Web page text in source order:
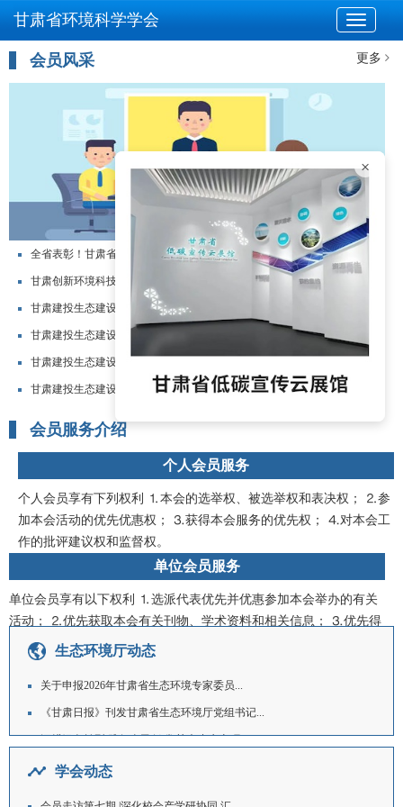
甘肃省环境科学学会
会员风采 更多
全省表彰！甘肃省环境监测中心站党委书记、...
甘肃创新环境科技有限责任公司 | 环评师...
甘肃建投生态建设集团有限公司 丨生态青年...
甘肃建投生态建设集团有限公司 丨你，了解...
甘肃建投生态建设集团有限公司 丨擦亮美丽...
甘肃建投生态建设集团有限公司 丨惊蛰与职...
会员服务介绍
个人会员服务
个人会员享有下列权利 ⒈本会的选举权、被选举权和表决权； ⒉参
加本会活动的优先优惠权； ⒊获得本会服务的优先权； ⒋对本会工
作的批评建议权和监督权。
单位会员服务
单位会员享有以下权利 ⒈选派代表优先并优惠参加本会举办的有关
活动； ⒉优先获取本会有关刊物、学术资料和相关信息； ⒊优先得
到本会提供的咨询服务； ⒋请本会协助进行技术培训。
生态环境厅动态
关于申报2026年甘肃省生态环境专家委员...
《甘肃日报》刊发甘肃省生态环境厅党组书记...
深耕绿色转型 践行全民低碳 甘肃省生态环...
2026年六五环境日甘肃主场活动在定西市...
学会动态
×